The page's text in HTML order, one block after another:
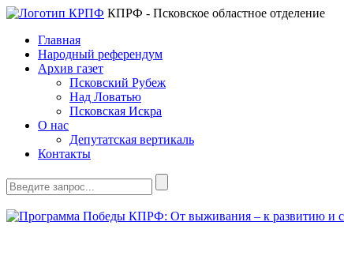
КПРФ - Псковское областное отделение
Главная
Народный референдум
Архив газет
Псковский Рубеж
Над Ловатью
Псковская Искра
О нас
Депутатская вертикаль
Контакты